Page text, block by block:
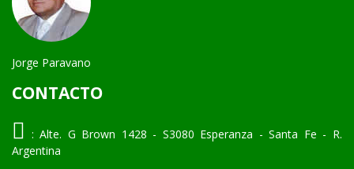
Jorge Paravano
CONTACTO
: Alte. G Brown 1428 - S3080 Esperanza - Santa Fe - R.
Argentina